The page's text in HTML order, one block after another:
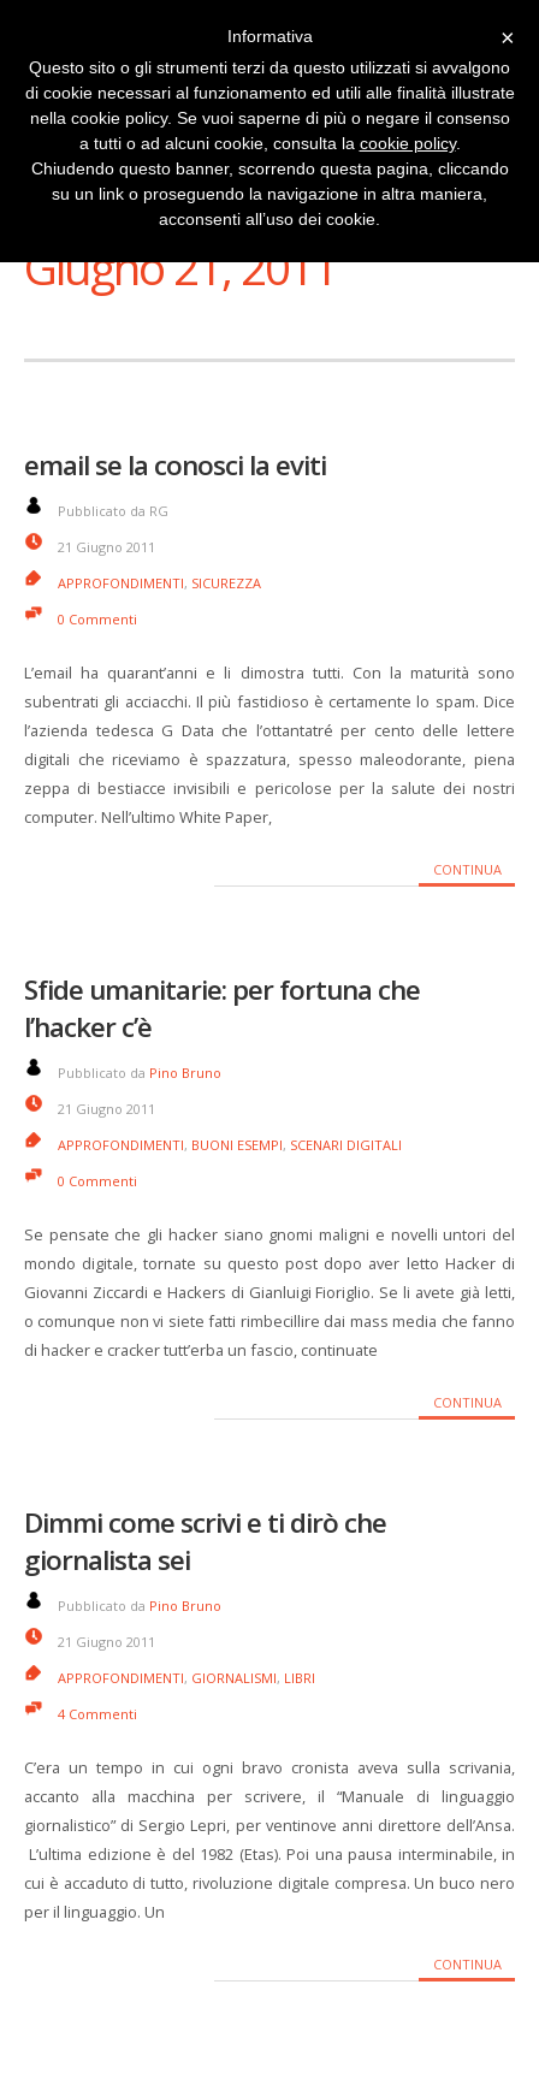
Stai Visualizzando
Giugno 21, 2011
email se la conosci la eviti
Pubblicato da RG
21 Giugno 2011
APPROFONDIMENTI, SICUREZZA
0 Commenti
L’email ha quarant’anni e li dimostra tutti. Con la maturità sono
subentrati gli acciacchi. Il più fastidioso è certamente lo spam. Dice
l’azienda tedesca G Data che l’ottantatré per cento delle lettere
digitali che riceviamo è spazzatura, spesso maleodorante, piena
zeppa di bestiacce invisibili e pericolose per la salute dei nostri
computer. Nell’ultimo White Paper,
CONTINUA
Sfide umanitarie: per fortuna che
l’hacker c’è
Pubblicato da Pino Bruno
21 Giugno 2011
APPROFONDIMENTI, BUONI ESEMPI, SCENARI DIGITALI
0 Commenti
Se pensate che gli hacker siano gnomi maligni e novelli untori del
mondo digitale, tornate su questo post dopo aver letto Hacker di
Giovanni Ziccardi e Hackers di Gianluigi Fioriglio. Se li avete già letti,
o comunque non vi siete fatti rimbecillire dai mass media che fanno
di hacker e cracker tutt’erba un fascio, continuate
CONTINUA
Dimmi come scrivi e ti dirò che
giornalista sei
Pubblicato da Pino Bruno
21 Giugno 2011
APPROFONDIMENTI, GIORNALISMI, LIBRI
4 Commenti
C’era un tempo in cui ogni bravo cronista aveva sulla scrivania,
accanto alla macchina per scrivere, il “Manuale di linguaggio
giornalistico” di Sergio Lepri, per ventinove anni direttore dell’Ansa.
L’ultima edizione è del 1982 (Etas). Poi una pausa interminabile, in
cui è accaduto di tutto, rivoluzione digitale compresa. Un buco nero
per il linguaggio. Un
CONTINUA
×
Informativa
Questo sito o gli strumenti terzi da questo utilizzati si avvalgono
di cookie necessari al funzionamento ed utili alle finalità illustrate
nella cookie policy. Se vuoi saperne di più o negare il consenso
a tutti o ad alcuni cookie, consulta la cookie policy.
Chiudendo questo banner, scorrendo questa pagina, cliccando
su un link o proseguendo la navigazione in altra maniera,
acconsenti all’uso dei cookie.